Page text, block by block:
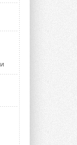
...